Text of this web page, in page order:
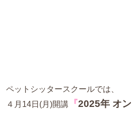
ペットシッタースクールでは、
４月14日(月)開講
『2025年 オ